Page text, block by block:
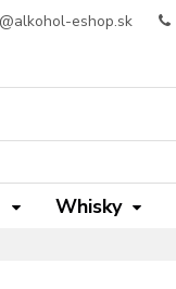
eshop.sk
Whisky